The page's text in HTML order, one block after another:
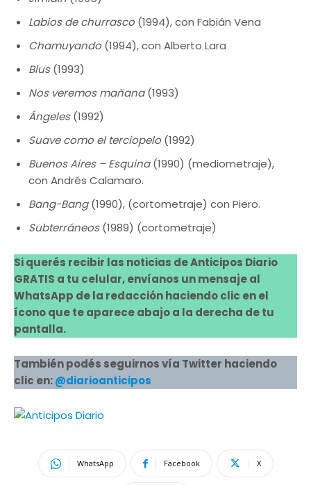
Labios de churrasco (1994), con Fabián Vena
Chamuyando (1994), con Alberto Lara
Blus(1993)
Nos veremos mañana(1993)
Ángeles(1992)
Suave como el terciopelo (1992)
Buenos Aires – Esquina(1990) (mediometraje),
con Andrés Calamaro.
Bang-Bang(1990), (cortometraje) con Piero.
Subterráneos(1989) (cortometraje)
Si querés recibir las noticias de Anticipos Diario
GRATIS a tu celular, envíanos un mensaje al
WhatsApp de la redacción haciendo clic en el
ícono que te aparece abajo a la derecha de tu
pantalla.
También podés seguirnos vía Twitter haciendo
clic en:@diarioanticipos
WhatsApp Facebook X